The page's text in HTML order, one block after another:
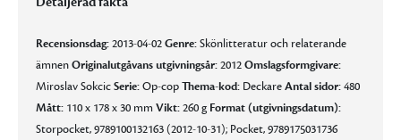
Recensionsdag:2013-04-02Genre:Skönlitteratur och relaterande
ämnenOriginalutgåvans utgivningsår:2012Omslagsformgivare:
Miroslav SokcicSerie:Op-copThema-kod: DeckareAntal sidor:480
Mått: 110 x 178 x 30 mmVikt:260 g Format (utgivningsdatum):
Storpocket, 9789100132163 (2012-10-31); Pocket, 9789175031736